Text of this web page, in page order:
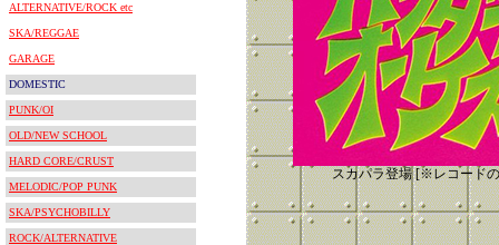
ALTERNATIVE/ROCK etc
SKA/REGGAE
GARAGE
DOMESTIC
PUNK/OI
OLD/NEW SCHOOL
HARD CORE/CRUST
MELODIC/POP PUNK
SKA/PSYCHOBILLY
ROCK/ALTERNATIVE
スカパラ登場 [※レコード